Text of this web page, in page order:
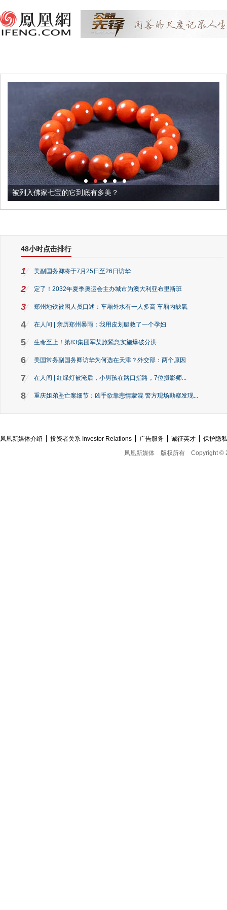
被列入佛家七宝的它到底有多美？
48小时点击排行
1 美副国务卿将于7月25日至26日访华
2 定了！2032年夏季奥运会主办城市为澳大利亚布里斯班
3 郑州地铁被困人员口述：车厢外水有一人多高 车厢内缺氧
4 在人间 | 亲历郑州暴雨：我用皮划艇救了一个孕妇
5 生命至上！第83集团军某旅紧急实施爆破分洪
6 美国常务副国务卿访华为何选在天津？外交部：两个原因
7 在人间 | 红绿灯被淹后，小男孩在路口指路，7位摄影师...
8 重庆姐弟坠亡案细节：凶手欲靠悲情蒙混 警方现场勘察发现...
凤凰新媒体介绍 投资者关系 Investor Relations 广告服务 诚征英才
保护隐
凤凰新媒体
版权所有 Copyright ©